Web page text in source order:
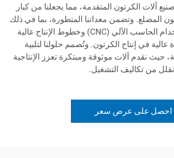
آلات الكرتون المتقدمة، مما يجعلنا من كبار
المضلع. وتضمن معداتنا المتطورة، بما في ذلك
ماكينات المعالجة باستخدام الحاسب الآلي (CNC) وخطوط الإنتاج عالية
في إنتاج الكرتون. وتُصمم حلولنا لتلبية
حيث نقدم آلات موثوقة ومبتكرة تعزز الإنتاجية
من تكاليف التشغيل.
احصل على عرض سعر